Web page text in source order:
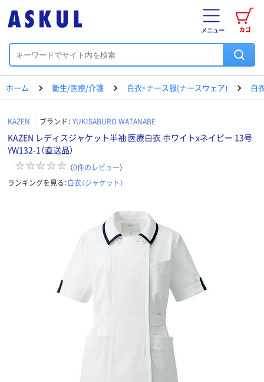
カゴ
メニュー
ホーム 衛生/医療/介護 白衣・ナース服(ナースウェア) 白
KAZEN ブランド： YUKISABURO WATANABE
KAZEN レディスジャケット半袖 医療白衣 ホワイトxネイビー 13号
YW132-1（直送品）
（0件のレビュー）
ランキングを見る：白衣（ジャケット）